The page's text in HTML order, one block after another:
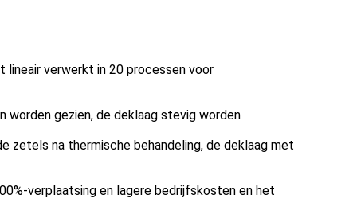
verwerkt in 20 processen voor
worden gezien, de deklaag stevig worden
zetels na thermische behandeling, de deklaag met
verplaatsing en lagere bedrijfskosten en het